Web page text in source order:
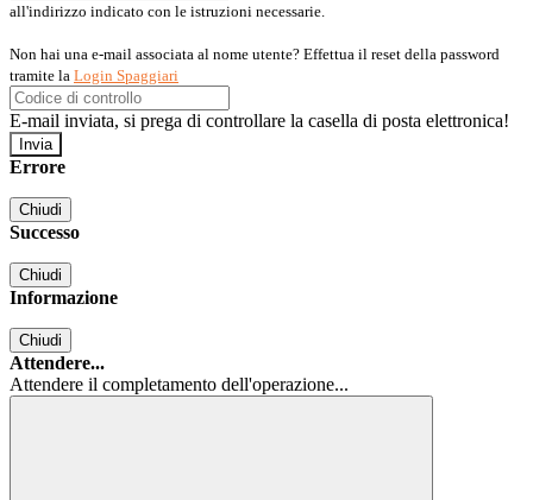
all'indirizzo indicato con le istruzioni necessarie.
Non hai una e-mail associata al nome utente? Effettua il reset della password
tramite la Login Spaggiari
E-mail inviata, si prega di controllare la casella di posta elettronica!
Errore
Chiudi
Successo
Chiudi
Informazione
Chiudi
Attendere...
Attendere il completamento dell'operazione...